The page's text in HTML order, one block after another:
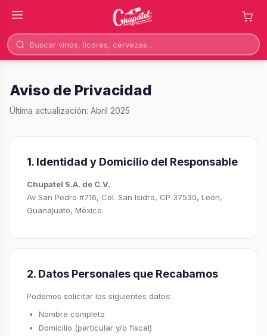
Aviso de Privacidad
Última actualización: Abril 2025
1. Identidad y Domicilio del Responsable
Chupatel S.A. de C.V.
Av San Pedro #716, Col. San Isidro, CP 37530, León,
Guanajuato, México.
2. Datos Personales que Recabamos
Podemos solicitar los siguientes datos:
Nombre completo
Domicilio (particular y/o fiscal)